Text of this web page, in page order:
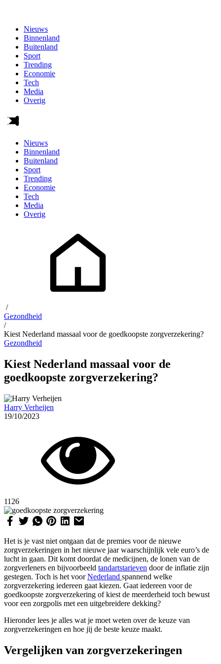
Nieuws
Binnenland
Buitenland
Sport
Trending
Economie
Tech
Media
Overig
Nieuws
Binnenland
Buitenland
Sport
Trending
Economie
Tech
Media
Overig
/
Gezondheid
/
Kiest Nederland massaal voor de goedkoopste zorgverzekering?
Gezondheid
Kiest Nederland massaal voor de
goedkoopste zorgverzekering?
Harry Verheijen
19/10/2023
1126
Het is je vast niet ontgaan dat de premies voor de nieuwe
zorgverzekeringen in het nieuwe jaar waarschijnlijk vele euro’s de
lucht in gaan. Dit komt doordat de medicijnen, de lonen van de
zorgverleners en bijvoorbeeld tandartstarieven door de inflatie zijn
gestegen. Toch is het voorNederland spannend welke
zorgverzekering iedereen gaat kiezen. Gaat iedereen voor de
goedkoopste zorgverzekering of kiest de meerderheid toch bewust
voor een zorgpolis met een uitgebreidere dekking?
Hieronder lees je alles wat je moet weten over de keuze van
zorgverzekeringen en hoe jij de beste keuze maakt.
Vergelijken van zorgverzekeringen